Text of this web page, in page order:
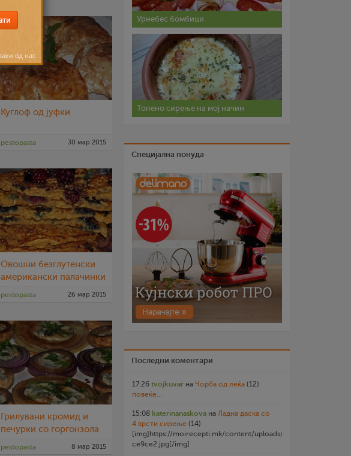
Куглоф од јуфки
pestopasta 30 мар 2015
Овошни безглутенски
американски палачинки
(посно)
pestopasta 26 мар 2015
Грилувани кромид и
печурки со горгонзола
pestopasta 8 мар 2015
Урнебес бомбици
Топено сирење на мој начин
Специјална понуда
Последни коментари
17:26 tvojkuvar на Чорба од леќа (12)
повеќе...
15:08 katerinanaskova на Ладна даска со
4 врсти сирење (14)
[img]https://moirecepti.mk/content/uploads/2026/07/
ce9ce2.jpg[/img]